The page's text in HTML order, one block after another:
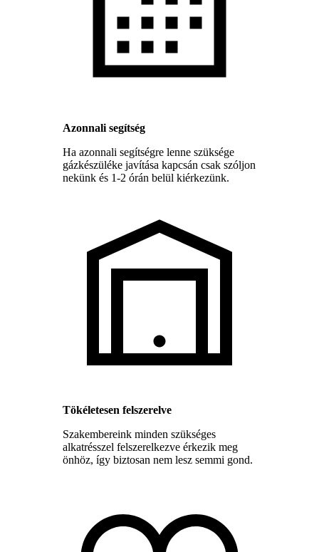
Azonnali segítség
Ha azonnali segítségre lenne szüksége
gázkészüléke javítása kapcsán csak szóljon
nekünk és 1-2 órán belül kiérkezünk.
Tökéletesen felszerelve
Szakembereink minden szükséges
alkatrésszel felszerelkezve érkezik meg
önhöz, így biztosan nem lesz semmi gond.